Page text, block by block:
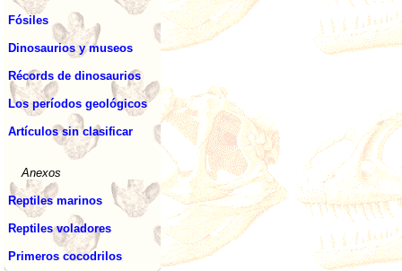
Fósiles
Dinosaurios y museos
Récords de dinosaurios
Los períodos geológicos
Artículos sin clasificar
Anexos
Reptiles marinos
Reptiles voladores
Primeros cocodrilos